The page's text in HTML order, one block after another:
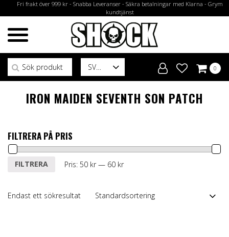
Fri frakt över 999 kr - Snabba Leveranser - Säkra betalningar med Klarna - Grym
kundtjänst
SV
Sök efter:
0
IRON MAIDEN SEVENTH SON PATCH
FILTRERA PÅ PRIS
Min
MaxFILTRERA Pris: 50 kr— 60 kr
Endast ett sökresultat